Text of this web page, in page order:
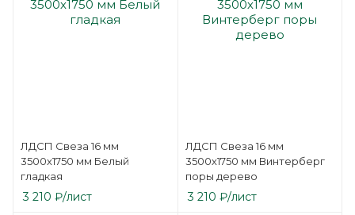
ЛДСП Свеза 16 мм
3500х1750 мм Белый
гладкая
3 210 ₽/лист
ЛДСП Свеза 16 мм
3500х1750 мм Винтерберг
поры дерево
3 210 ₽/лист